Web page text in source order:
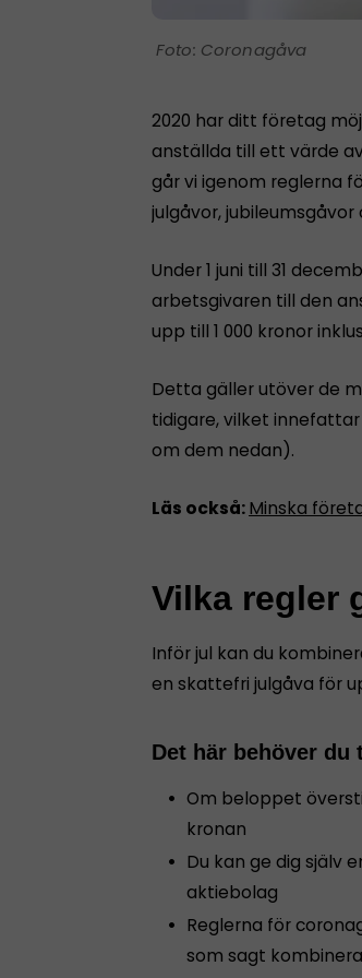
Coronagåva
2020 har ditt företag
anställda till ett värde
går vi igenom reglerna
julgåvor,
Under 1 juni till 31
arbetsgivaren till den
upp till 1 000 kronor
Detta gäller utöver de
tidigare, vilket
om dem nedan).
Läs också:Minska
Vilka regler
Inför jul kan du
en skattefri julgåva för
Det här behöver du
Om beloppet
kronan
Du kan ge dig själv
aktiebolag
Reglerna för
som sagt